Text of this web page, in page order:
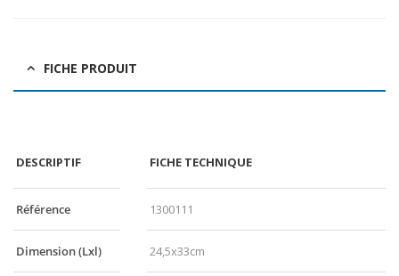
FICHE PRODUIT
DESCRIPTIF FICHE TECHNIQUE
Référence 1300111
Dimension (Lxl) 24,5x33cm